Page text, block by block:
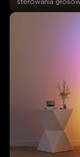
sterowania